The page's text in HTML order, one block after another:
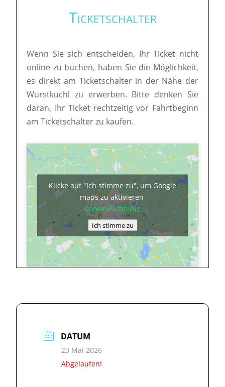
Ticketschalter
Wenn Sie sich entscheiden, Ihr Ticket nicht
online zu buchen, haben Sie die Möglichkeit,
es direkt am Ticketschalter in der Nähe der
Wurstkuchl zu erwerben. Bitte denken Sie
daran, Ihr Ticket rechtzeitig vor Fahrtbeginn
am Ticketschalter zu kaufen.
Klicke auf "Ich stimme zu", um Google
maps zu aktivieren
Cookie-Richtlinie
Ich stimme zu
DATUM
23 Mai 2026
Abgelaufen!